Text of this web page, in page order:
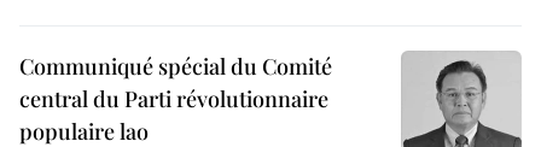
Communiqué spécial du Comité
central du Parti révolutionnaire
populaire lao